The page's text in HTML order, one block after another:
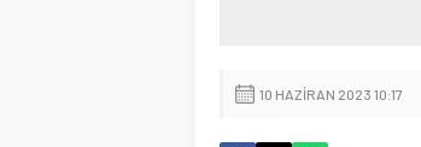
10 HAZIRAN 2023 10:17